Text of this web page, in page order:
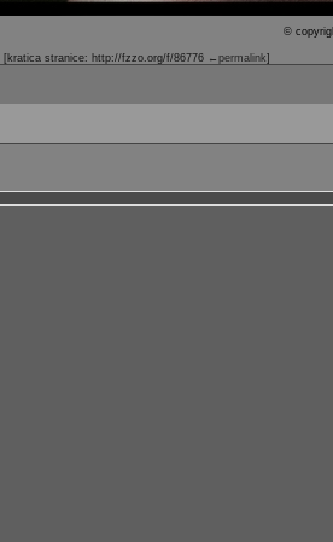
©
[kratica stranice: http://fzzo.org/f/86776 ←permalink]